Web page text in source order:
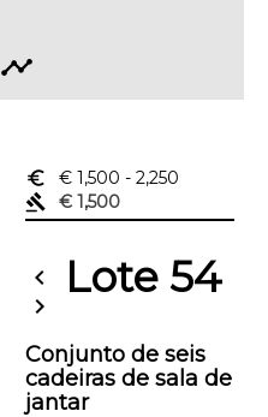
timeline
euro_symbol € 1,500 - 2,250
gavel
€ 1,500
chevron_left Lote 54
chevron_right
Conjunto de seis
cadeiras de sala de
jantar